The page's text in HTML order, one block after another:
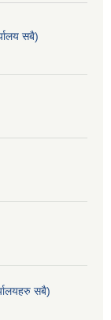
सबै)
सबै)